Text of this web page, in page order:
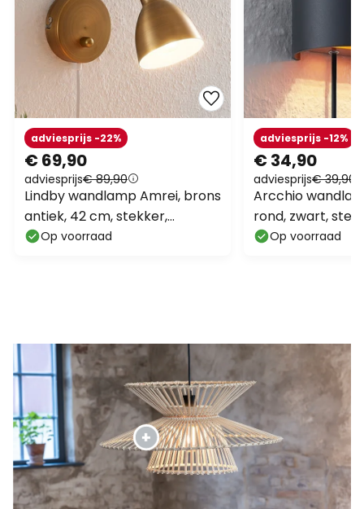
€ 69,90
adviesprijs€ 89,90
adviesprijs -22%
Lindby wandlamp Amrei, brons
antiek, 42 cm, stekker,
dimbaar
Op voorraad
€ 34,90
adviesprijs€ 39,90
adviesprijs -12%
Arcchio
rond, zwart,
Op voorraad